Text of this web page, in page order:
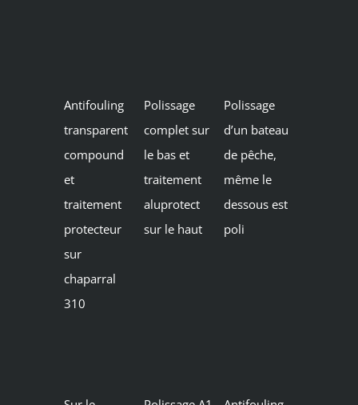
Antifouling
transparent
compound
et
traitement
protecteur
sur
chaparral
310
Polissage
complet sur
le bas et
traitement
aluprotect
sur le haut
Polissage
d’un bateau
de pêche,
même le
dessous est
poli